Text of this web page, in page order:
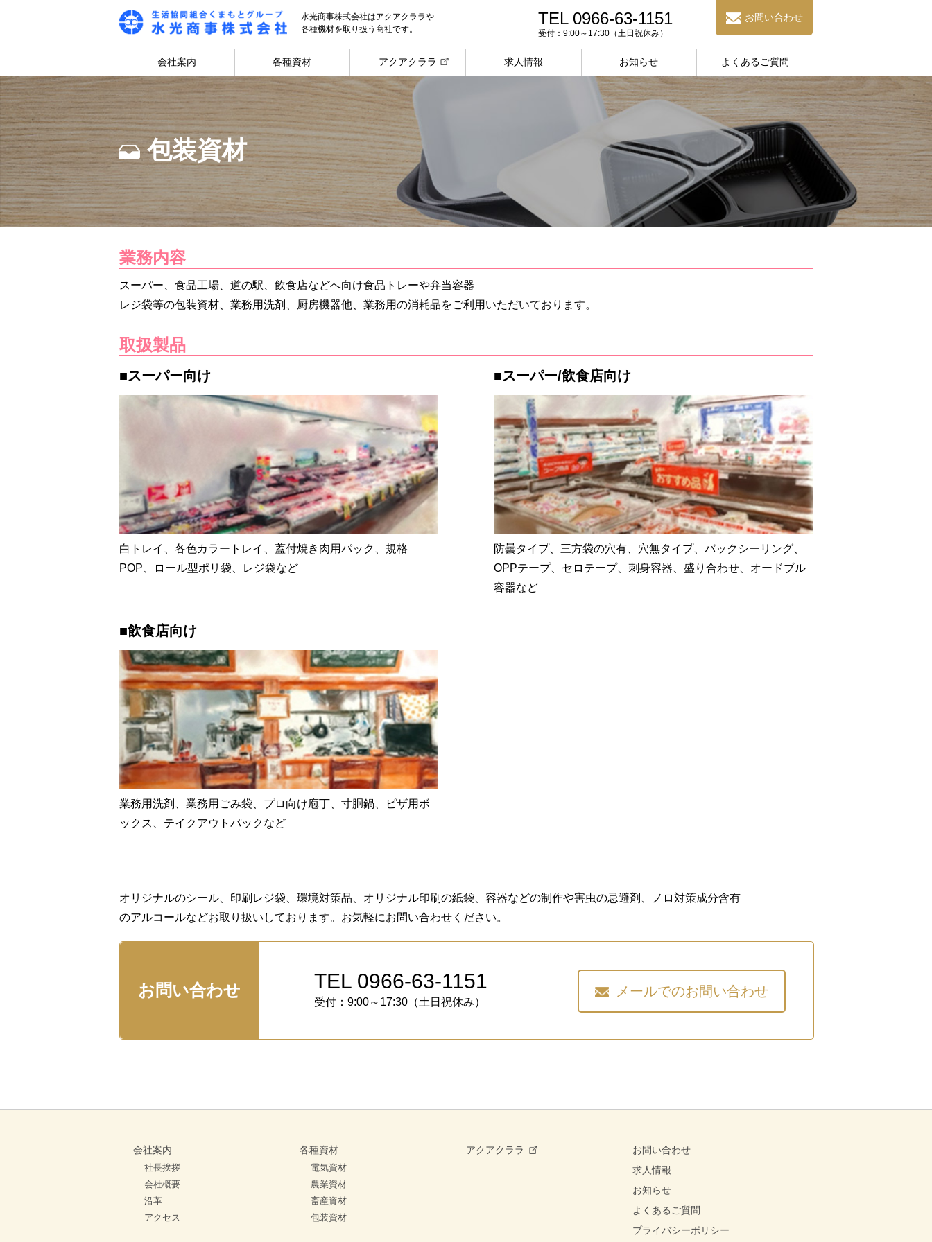
水光商事株式会社はアクアクララや
各種機材を取り扱う商社です。
TEL 0966-63-1151
受付：9:00～17:30（土日祝休み）
お問い合わせ
会社案内 各種資材 アクアクララ 求人情報 お知らせ よくあるご質問
包装資材
業務内容
スーパー、食品工場、道の駅、飲食店などへ向け食品トレーや弁当容器
レジ袋等の包装資材、業務用洗剤、厨房機器他、業務用の消耗品をご利用いただいております。
取扱製品
■スーパー向け
白トレイ、各色カラートレイ、蓋付焼き肉用パック、規格
POP、ロール型ポリ袋、レジ袋など
■スーパー/飲食店向け
防曇タイプ、三方袋の穴有、穴無タイプ、バックシーリング、
OPPテープ、セロテープ、刺身容器、盛り合わせ、オードブル
容器など
■飲食店向け
業務用洗剤、業務用ごみ袋、プロ向け庖丁、寸胴鍋、ピザ用ボ
ックス、テイクアウトパックなど
オリジナルのシール、印刷レジ袋、環境対策品、オリジナル印刷の紙袋、容器などの制作や害虫の忌避剤、ノロ対策成分含有
のアルコールなどお取り扱いしております。お気軽にお問い合わせください。
お問い合わせ TEL 0966-63-1151
受付：9:00～17:30（土日祝休み）
メールでのお問い合わせ
会社案内
社長挨拶
会社概要
沿革
アクセス
各種資材
電気資材
農業資材
畜産資材
包装資材
アクアクララ
お問い合わせ
求人情報
お知らせ
よくあるご質問
プライバシーポリシー